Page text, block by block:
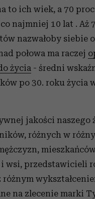
to ich wiek, a 70
najmniej 10 lat . Aż
nazwałoby siebie
połowa ma raczej
życia - średni
po 30. roku życia
jakości naszego
różnych w
wsi, przedstawicieli
różnym
na zlecenie marki